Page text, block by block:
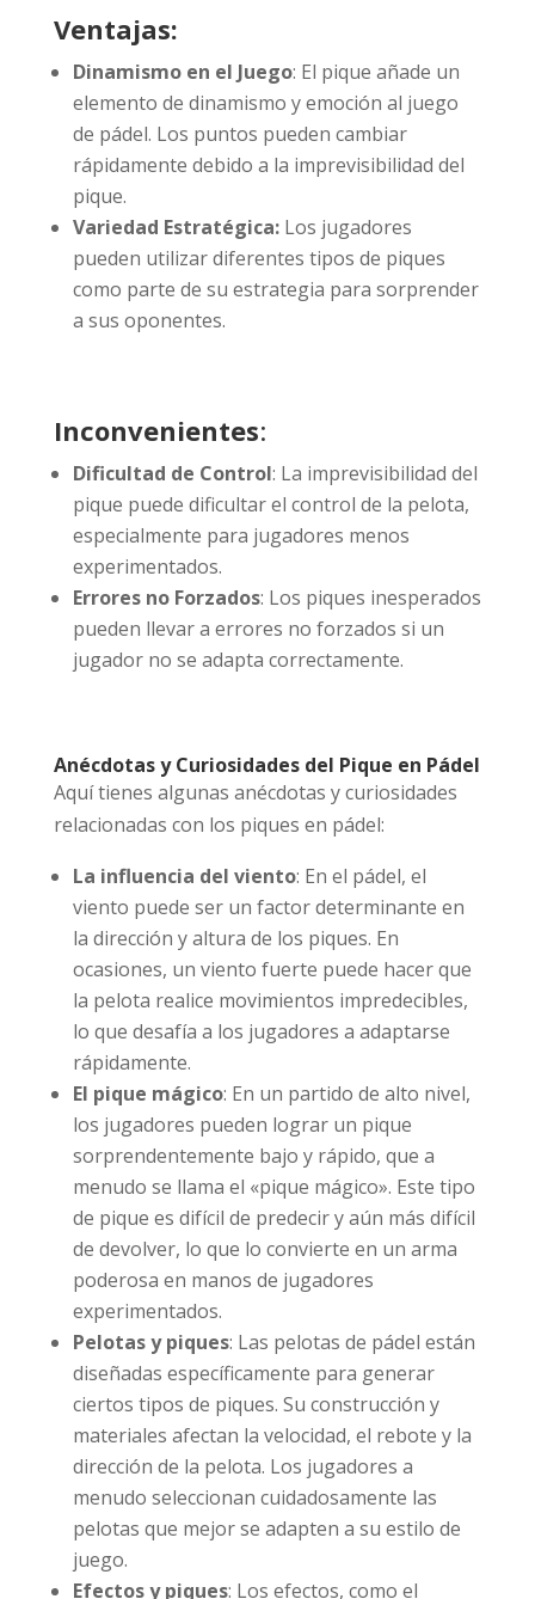
Ventajas:
Dinamismo en el Juego: El pique añade un
elemento de dinamismo y emoción al juego
de pádel. Los puntos pueden cambiar
rápidamente debido a la imprevisibilidad del
pique.
Variedad Estratégica:Los jugadores
pueden utilizar diferentes tipos de piques
como parte de su estrategia para sorprender
a sus oponentes.
Inconvenientes:
Dificultad de Control: La imprevisibilidad del
pique puede dificultar el control de la pelota,
especialmente para jugadores menos
experimentados.
Errores no Forzados: Los piques inesperados
pueden llevar a errores no forzados si un
jugador no se adapta correctamente.
Anécdotas y Curiosidades del Pique en Pádel
Aquí tienes algunas anécdotas y curiosidades
relacionadas con los piques en pádel:
La influencia del viento: En el pádel, el
viento puede ser un factor determinante en
la dirección y altura de los piques. En
ocasiones, un viento fuerte puede hacer que
la pelota realice movimientos impredecibles,
lo que desafía a los jugadores a adaptarse
rápidamente.
El pique mágico: En un partido de alto nivel,
los jugadores pueden lograr un pique
sorprendentemente bajo y rápido, que a
menudo se llama el «pique mágico». Este tipo
de pique es difícil de predecir y aún más difícil
de devolver, lo que lo convierte en un arma
poderosa en manos de jugadores
experimentados.
Pelotas y piques: Las pelotas de pádel están
diseñadas específicamente para generar
ciertos tipos de piques. Su construcción y
materiales afectan la velocidad, el rebote y la
dirección de la pelota. Los jugadores a
menudo seleccionan cuidadosamente las
pelotas que mejor se adapten a su estilo de
juego.
Efectos y piques: Los efectos, como el